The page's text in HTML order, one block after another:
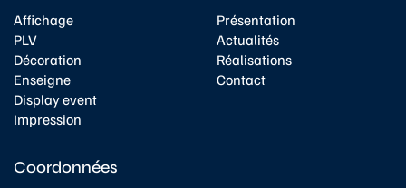
Affichage
PLV
Décoration
Enseigne
Display event
Impression
Présentation
Actualités
Réalisations
Contact
Coordonnées